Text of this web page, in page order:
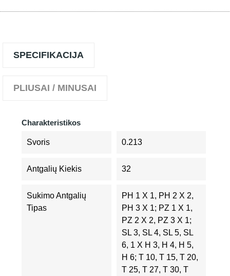
SPECIFIKACIJA
PLIUSAI / MINUSAI
Charakteristikos
Svoris 0.213
Antgalių Kiekis 32
Sukimo Antgalių
Tipas
PH 1 X 1, PH 2 X 2,
PH 3 X 1; PZ 1 X 1,
PZ 2 X 2, PZ 3 X 1;
SL 3, SL 4, SL 5, SL
6, 1 X H 3, H 4, H 5,
H 6; T 10, T 15, T 20,
T 25, T 27, T 30, T